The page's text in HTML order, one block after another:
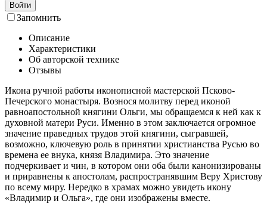
Войти
Запомнить
Описание
Характеристики
Об авторской технике
Отзывы
Икона ручной работы иконописной мастерской Псково-
Печерского монастыря. Вознося молитву перед иконой
равноапостольной княгини Ольги, мы обращаемся к ней как к
духовной матери Руси. Именно в этом заключается огромное
значение праведных трудов этой княгини, сыгравшей,
возможно, ключевую роль в принятии христианства Русью во
времена ее внука, князя Владимира. Это значение
подчеркивает и чин, в котором они оба были канонизированы
и приравнены к апостолам, распространявшим Веру Христову
по всему миру. Нередко в храмах можно увидеть икону
«Владимир и Ольга», где они изображены вместе.